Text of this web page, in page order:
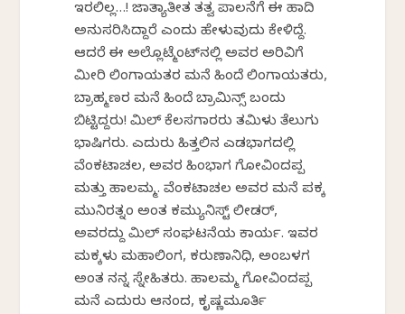
ಇರಲಿಲ್ಲ…! ಜಾತ್ಯಾತೀತ ತತ್ವ ಪಾಲನೆಗೆ ಈ ಹಾದಿ
ಅನುಸರಿಸಿದ್ದಾರೆ ಎಂದು ಹೇಳುವುದು ಕೇಳಿದ್ದೆ.
ಆದರೆ ಈ ಅಲ್ಲೊಟ್ಮೆಂಟ್‌ನಲ್ಲಿ ಅವರ ಅರಿವಿಗೆ
ಮೀರಿ ಲಿಂಗಾಯತರ ಮನೆ ಹಿಂದೆ ಲಿಂಗಾಯತರು,
ಬ್ರಾಹ್ಮಣರ ಮನೆ ಹಿಂದೆ ಬ್ರಾಮಿನ್ಸ್ ಬಂದು
ಬಿಟ್ಟಿದ್ದರು! ಮಿಲ್ ಕೆಲಸಗಾರರು ತಮಿಳು ತೆಲುಗು
ಭಾಷಿಗರು. ಎದುರು ಹಿತ್ತಲಿನ ಎಡಭಾಗದಲ್ಲಿ
ವೆಂಕಟಾಚಲ, ಅವರ ಹಿಂಭಾಗ ಗೋವಿಂದಪ್ಪ
ಮತ್ತು ಹಾಲಮ್ಮ. ವೆಂಕಟಾಚಲ ಅವರ ಮನೆ ಪಕ್ಕ
ಮುನಿರತ್ನಂ ಅಂತ ಕಮ್ಯುನಿಸ್ಟ್ ಲೀಡರ್,
ಅವರದ್ದು ಮಿಲ್ ಸಂಘಟನೆಯ ಕಾರ್ಯ. ಇವರ
ಮಕ್ಕಳು ಮಹಾಲಿಂಗ, ಕರುಣಾನಿಧಿ, ಅಂಬಳಗ
ಅಂತ ನನ್ನ ಸ್ನೇಹಿತರು. ಹಾಲಮ್ಮ ಗೋವಿಂದಪ್ಪ
ಮನೆ ಎದುರು ಆನಂದ, ಕೃಷ್ಣಮೂರ್ತಿ